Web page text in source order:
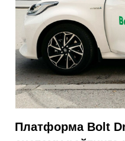
Платформа Bolt